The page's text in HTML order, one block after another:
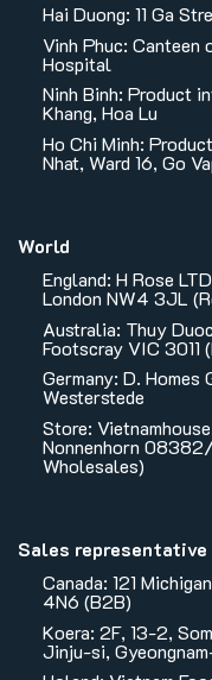
Hai Duong: 11 Ga
Vinh Phuc: Canteen
Hospital
Ninh Binh: Product
Khang, Hoa Lu
Ho Chi Minh:
Nhat, Ward 16, Go
World
England: H Rose
London NW4 3JL
Australia: Thuy
Footscray VIC 3011
Germany: D.
Westerstede
Store:
Nonnenhorn
Wholesales)
Sales representative
Canada: 121
4N6 (B2B)
Koera: 2F, 13-2,
Jinju-si,